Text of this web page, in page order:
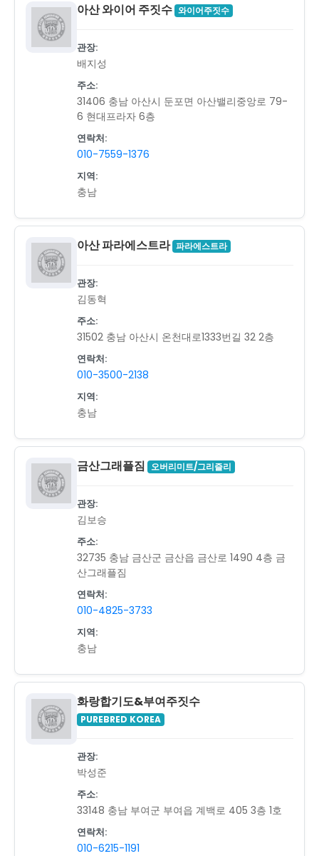
아산 와이어 주짓수 와이어주짓수
관장:
배지성
주소:
31406 충남 아산시 둔포면 아산밸리중앙로 79-
6 현대프라자 6층
연락처:
010-7559-1376
지역:
충남
아산 파라에스트라 파라에스트라
관장:
김동혁
주소:
31502 충남 아산시 온천대로1333번길 32 2층
연락처:
010-3500-2138
지역:
충남
금산그래플짐 오버리미트/그리즐리
관장:
김보승
주소:
32735 충남 금산군 금산읍 금산로 1490 4층 금
산그래플짐
연락처:
010-4825-3733
지역:
충남
화랑합기도&부여주짓수
PUREBRED KOREA
관장:
박성준
주소:
33148 충남 부여군 부여읍 계백로 405 3층 1호
연락처:
010-6215-1191